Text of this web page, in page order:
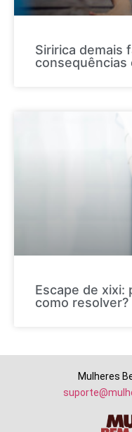
Siririca demais
Escape de xixi:
como resolver?
Mulheres